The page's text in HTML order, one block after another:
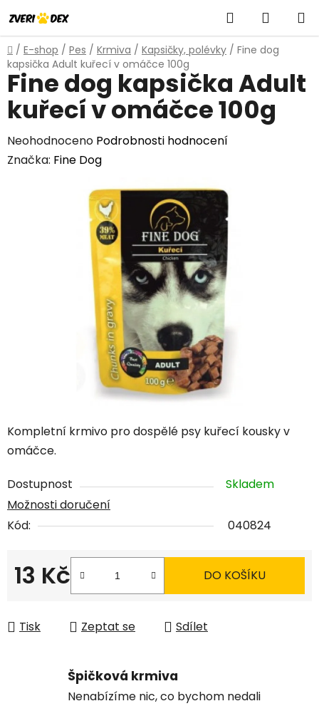
na
obsah
Hledat
KOŠÍK
Domů
/ E-shop / Pes / Krmiva / Kapsičky, polévky / Fine dog
kapsička Adult kuřecí v omáčce 100g
Kompletní krmivo pro dospělé psy kuřecí kousky v
omáčce.
Dostupnost
Skladem
Možnosti doručení
Kód:
040824
13 Kč
Měrná cena:
DO KOŠÍKU
Tisk Zeptat se Sdílet
Fine dog kapsička Adult
kuřecí v omáčce 100g
Průměrné
hodnocení
Neohodnoceno Podrobnosti hodnocení
Značka: Fine Dog
Špičková krmiva
Nenabízíme nic, co bychom nedali